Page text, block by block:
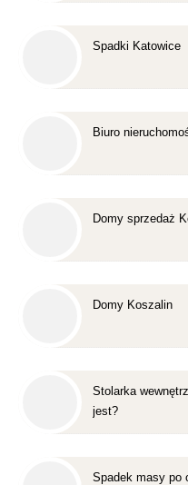
Spadki Katowice
Biuro
Domy sprzedaż
Domy Koszalin
Stolarka
jest?
Spadek masy po